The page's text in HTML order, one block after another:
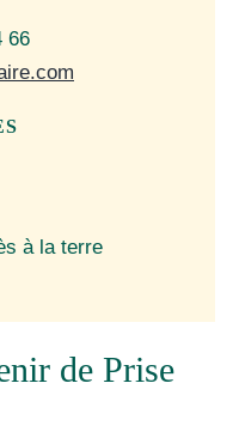
66
à la terre
de Prise